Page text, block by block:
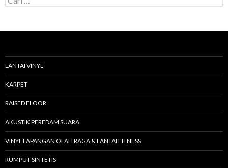
a
u
:
LANTAI VINYL
KARPET
RAISED FLOOR
AKUSTIK PEREDAM SUARA
VINYL LAPANGAN OLAH RAGA & LANTAI FITNESS
RUMPUT SINTETIS